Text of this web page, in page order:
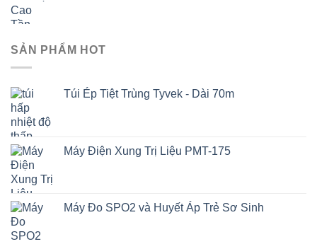
SẢN PHẨM HOT
Túi Ép Tiệt Trùng Tyvek - Dài 70m
Máy Điện Xung Trị Liệu PMT-175
Máy Đo SPO2 và Huyết Áp Trẻ Sơ Sinh